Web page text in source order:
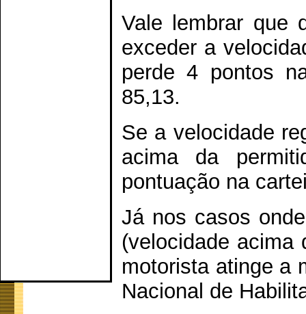
Vale lembrar que
exceder a
perde 4 pontos
85,13.
Se a velocidade
acima da
pontuação na
Já nos casos
(velocidade
motorista atinge a
Nacional de